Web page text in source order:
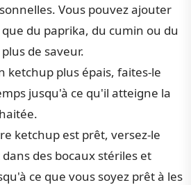
Vous pouvez ajouter
que du paprika, du cumin ou du
de saveur.
ketchup plus épais, faites-le
jusqu'à ce qu'il atteigne la
ketchup est prêt, versez-le
des bocaux stériles et
ce que vous soyez prêt à les